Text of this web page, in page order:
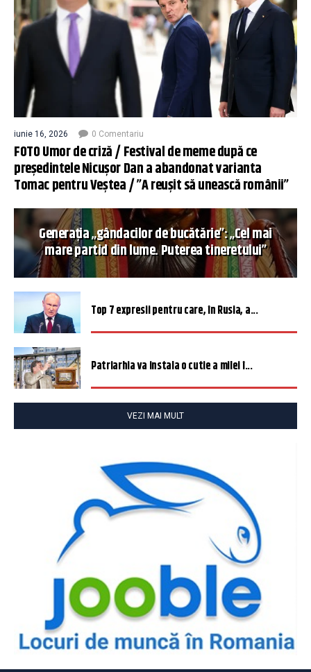
iunie 16, 2026 0 Comentariu
FOTO Umor de criză / Festival de meme după ce
președintele Nicușor Dan a abandonat varianta
Tomac pentru Veștea / ”A reușit să unească românii”
Generația „gândacilor de bucătărie”: „Cel mai
mare partid din lume. Puterea tineretului”
Top 7 expresii pentru care, în Rusia, a...
Patriarhia va instala o cutie a milei î...
VEZI MAI MULT